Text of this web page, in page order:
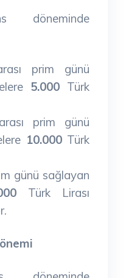
döneminde
prim günü
5.000 Türk
prim günü
10.000Türk
günü sağlayan
Türk Lirası